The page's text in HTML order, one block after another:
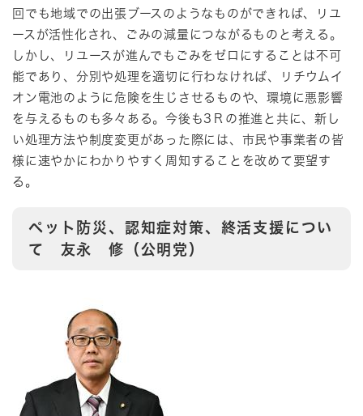
回でも地域での出張ブースのようなものができれば、リユ
ースが活性化され、ごみの減量につながるものと考える。
しかし、リユースが進んでもごみをゼロにすることは不可
能であり、分別や処理を適切に行わなければ、リチウムイ
オン電池のように危険を生じさせるものや、環境に悪影響
を与えるものも多々ある。今後も3Ｒの推進と共に、新し
い処理方法や制度変更があった際には、市民や事業者の皆
様に速やかにわかりやすく周知することを改めて要望す
る。
ペット防災、認知症対策、終活支援につい
て 友永 修（公明党）